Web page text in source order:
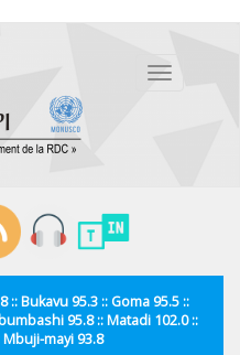
Toggle
:: Bukavu 95.3 :: Goma 95.5 ::
95.8 :: Matadi 102.0 ::
mayi 93.8